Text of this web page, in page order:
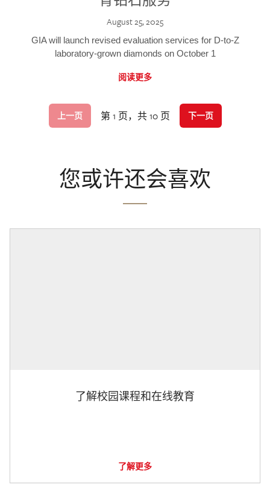
August 25, 2025
GIA will launch revised evaluation services for D-to-Z
laboratory-grown diamonds on October 1
阅读更多
上一页 第 1 页，共 10 页 下一页
您或许还会喜欢
了解校园课程和在线教育
了解更多